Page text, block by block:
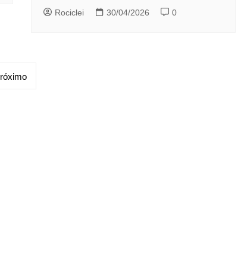
Rociclei 30/04/2026 0